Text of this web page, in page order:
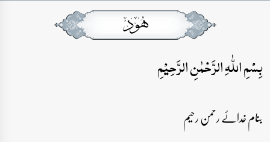
بِسۡمِ اللّٰہِ الرَّحۡمٰنِ الرَّحِیۡمِ
بنام خدائے رحمن رحیم